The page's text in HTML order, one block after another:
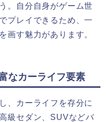
。自分自身がゲーム世
プレイできるため、一
画す魅力があります。
なカーライフ要素
、カーライフを存分に
級セダン、SUVなどバ